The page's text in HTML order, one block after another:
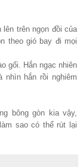
lên trên ngọn đồi của
theo gió bay đi mọi
gối. Hắn ngạc nhiên
hắn rồi nghiêm
bông gòn kia vậy,
sao có thể rút lại